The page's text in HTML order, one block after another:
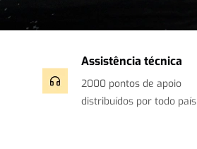
Assistência técnica
2000 pontos de apoio
distribuídos por todo país